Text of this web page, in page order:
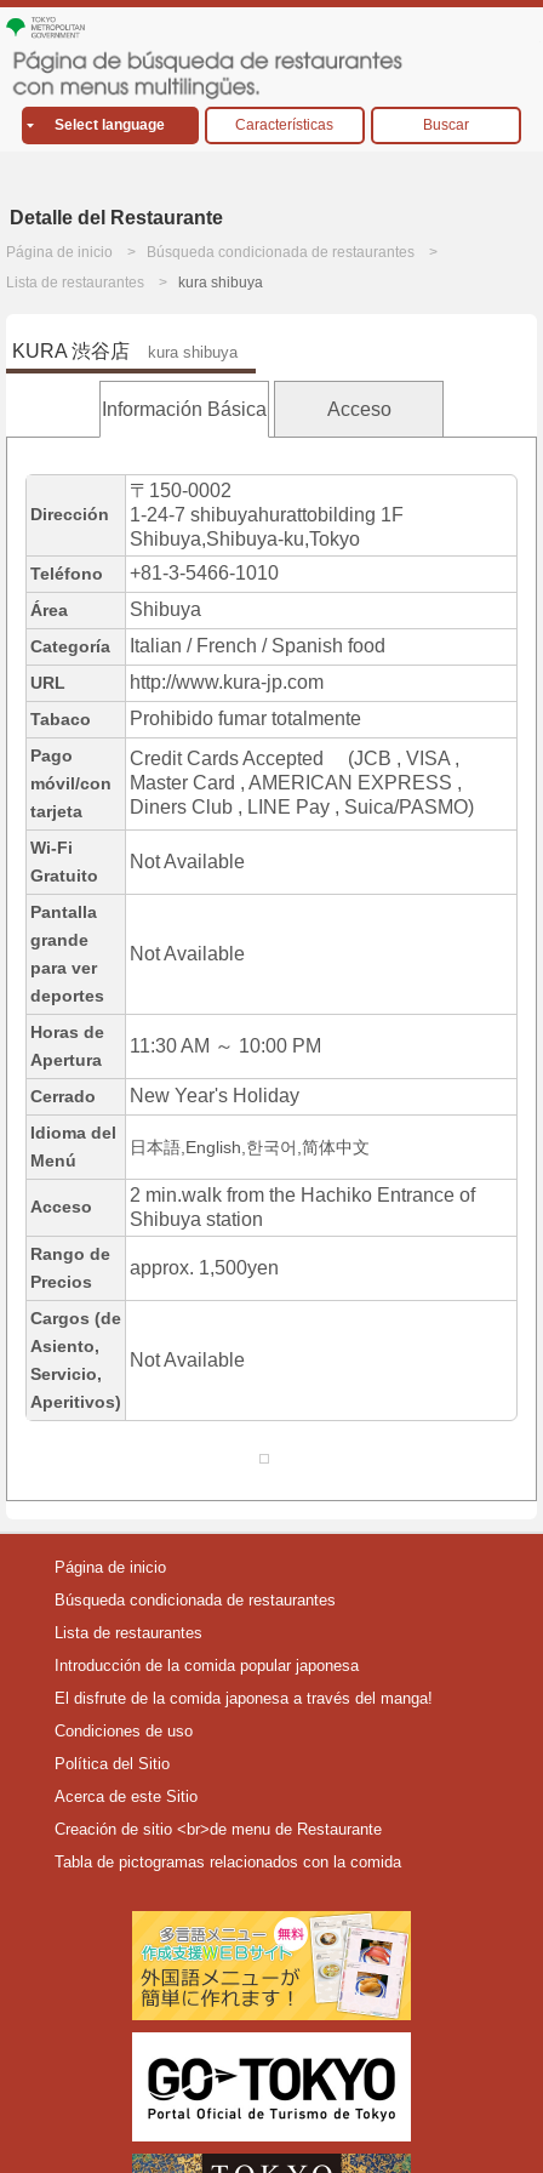
Select language Características Buscar
Detalle del Restaurante
Página de inicio
Búsqueda condicionada de restaurantes
Lista de restaurantes
kura shibuya
KURA 渋谷店 kura shibuya
Información Básica Acceso
Dirección
〒150-0002
1-24-7 shibuyahurattobilding 1F
Shibuya,Shibuya-ku,Tokyo
Teléfono +81-3-5466-1010
Área Shibuya
Categoría Italian / French / Spanish food
URL http://www.kura-jp.com
Tabaco Prohibido fumar totalmente
Pago
móvil/con
tarjeta
Credit Cards Accepted (JCB , VISA ,
Master Card , AMERICAN EXPRESS ,
Diners Club , LINE Pay , Suica/PASMO)
Wi-Fi
Gratuito
Not Available
Pantalla
grande
para ver
deportes
Not Available
Horas de
Apertura
11:30 AM ～ 10:00 PM
Cerrado New Year's Holiday
Idioma del
Menú
日本語,English,한국어,简体中文
Acceso
2 min.walk from the Hachiko Entrance of
Shibuya station
Rango de
Precios
approx. 1,500yen
Cargos (de
Asiento,
Servicio,
Aperitivos)
Not Available
Página de inicio
Búsqueda condicionada de restaurantes
Lista de restaurantes
Introducción de la comida popular japonesa
El disfrute de la comida japonesa a través del manga!
Condiciones de uso
Política del Sitio
Acerca de este Sitio
Creación de sitio <br>de menu de Restaurante
Tabla de pictogramas relacionados con la comida